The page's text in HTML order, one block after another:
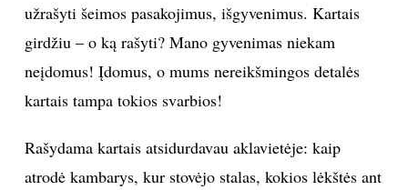
užrašyti šeimos pasakojimus, išgyvenimus. Kartais
girdžiu – o ką rašyti? Mano gyvenimas niekam
neįdomus! Įdomus, o mums nereikšmingos detalės
kartais tampa tokios svarbios!
Rašydama kartais atsidurdavau aklavietėje: kaip
atrodė kambarys, kur stovėjo stalas, kokios lėkštės ant